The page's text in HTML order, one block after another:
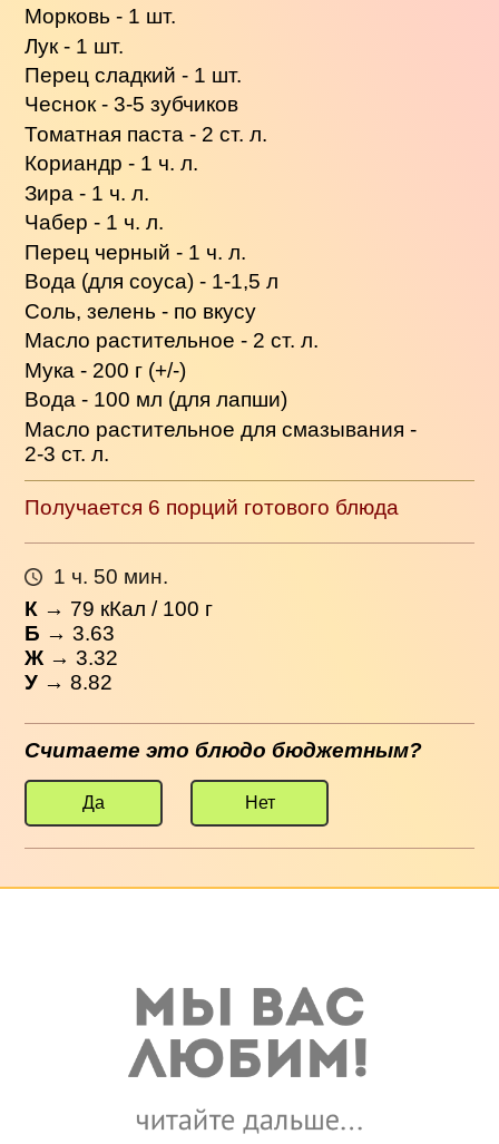
Морковь - 1 шт.
Лук - 1 шт.
Перец сладкий - 1 шт.
Чеснок - 3-5 зубчиков
Томатная паста - 2 ст. л.
Кориандр - 1 ч. л.
Зира - 1 ч. л.
Чабер - 1 ч. л.
Перец черный - 1 ч. л.
Вода (для соуса) - 1-1,5 л
Соль, зелень - по вкусу
Масло растительное - 2 ст. л.
Мука - 200 г (+/-)
Вода - 100 мл (для лапши)
Масло растительное для смазывания -
2-3 ст. л.
Получается 6 порций готового блюда
1 ч. 50 мин.
К → 79 кКал / 100 г
Б → 3.63
Ж → 3.32
У → 8.82
Считаете это блюдо бюджетным?
Да Нет